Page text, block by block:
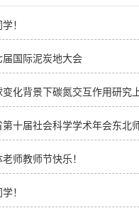
！
届国际泥炭地大会
化背景下碳氮交互作用研究
第十届社会科学学术年会东
师教师节快乐！
！